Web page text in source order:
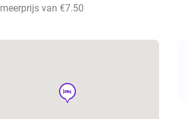
meerprijs van €7.50
hotel